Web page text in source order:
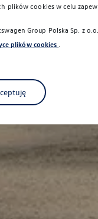
plików cookies w celu
Group Polska Sp. z
plików cookies .